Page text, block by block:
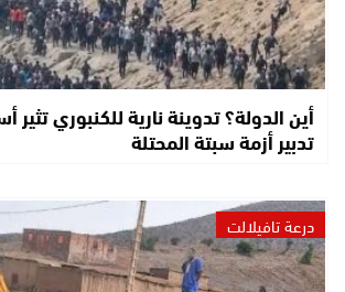
أين الدولة؟ تدوينة نارية للكنبوري
تدبير أزمة سبتة المحتلة
درعة تافيلالت